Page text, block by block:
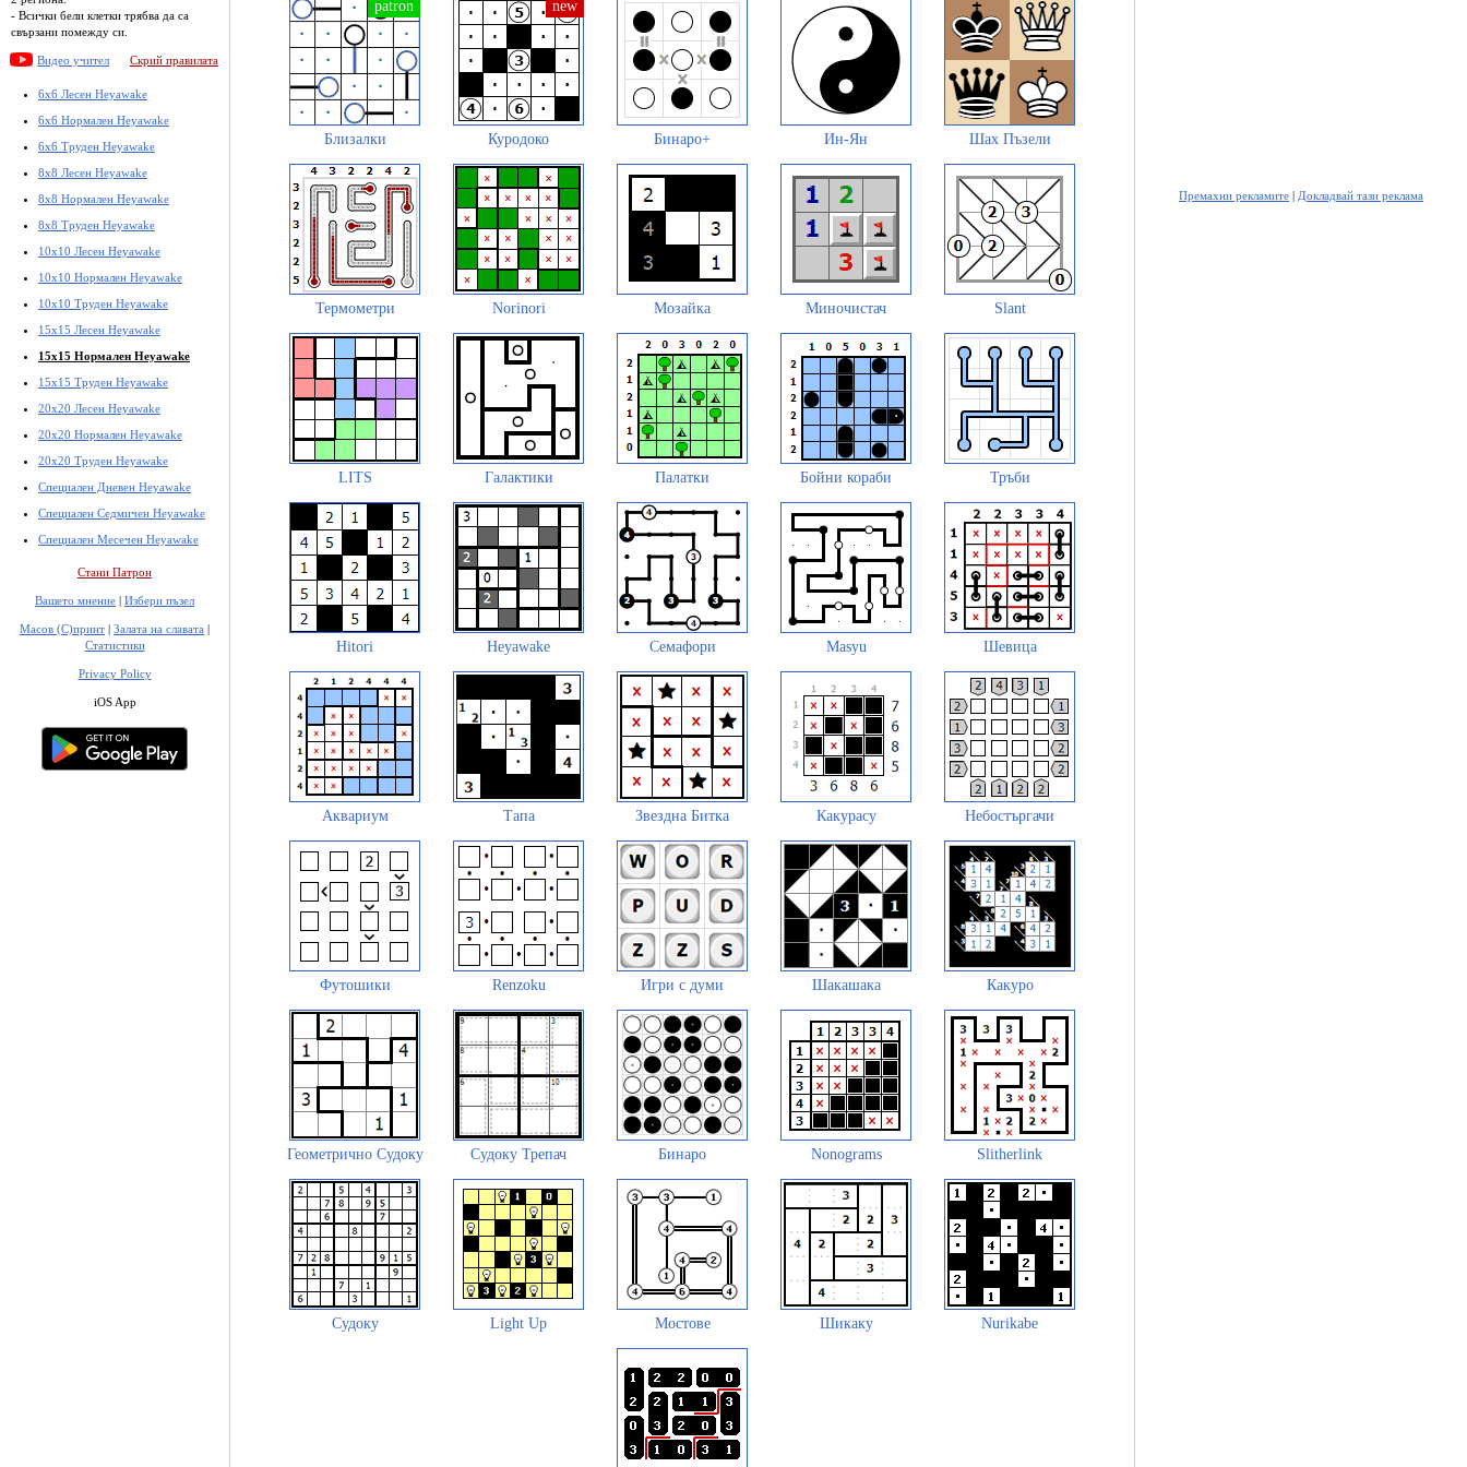
- Всички бели клетки трябва да са
свързани помежду си.
Видео учител Скрий правилата
6x6 Лесен Heyawake
6x6 Нормален Heyawake
6x6 Труден Heyawake
8x8 Лесен Heyawake
8x8 Нормален Heyawake
8x8 Труден Heyawake
10x10 Лесен Heyawake
10x10 Нормален Heyawake
10x10 Труден Heyawake
15x15 Лесен Heyawake
15x15 Нормален Heyawake
15x15 Труден Heyawake
20x20 Лесен Heyawake
20x20 Нормален Heyawake
20x20 Труден Heyawake
Специален Дневен Heyawake
Специален Седмичен Heyawake
Специален Месечен Heyawake
Стани Патрон
Вашето мнение | Избери пъзел
Масов (С)принт | Залата на славата |
Статистики
Privacy Policy
iOS App
Близалки Куродоко Бинаро+ Ин-Ян Шах Пъзели
Термометри Norinori Мозайка Миночистач Slant
LITS Галактики Палатки Бойни кораби Тръби
Hitori Heyawake Семафори Masyu Шевица
Аквариум Тапа Звездна Битка Какурасу Небостъргачи
Футошики Renzoku Игри с думи Шакашака Какуро
Геометрично Судоку Судоку Трепач Бинаро Nonograms Slitherlink
Судоку Light Up Мостове Шикаку Nurikabe
Премахни рекламите | Докладвай тази реклама